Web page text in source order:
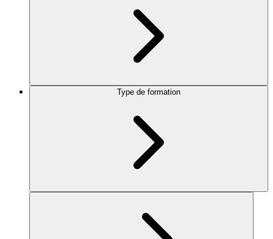
Type de formation